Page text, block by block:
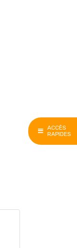
ACCÈS
RAPIDES